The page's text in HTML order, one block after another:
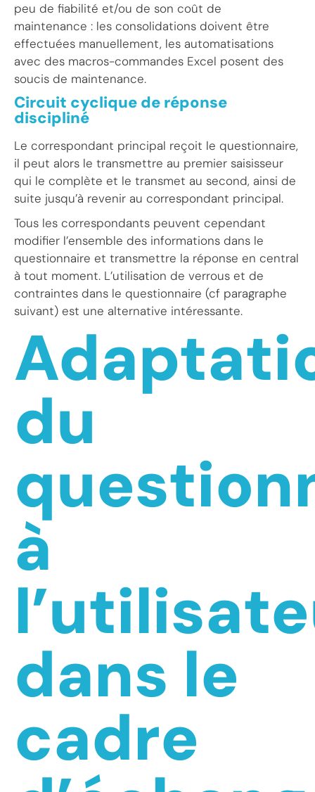
peu de fiabilité et/ou de son coût de
maintenance : les consolidations doivent être
effectuées manuellement, les automatisations
avec des macros-commandes Excel posent des
soucis de maintenance.
Circuit cyclique de réponse
discipliné
Le correspondant principal reçoit le questionnaire,
il peut alors le transmettre au premier saisisseur
qui le complète et le transmet au second, ainsi de
suite jusqu’à revenir au correspondant principal.
Tous les correspondants peuvent cependant
modifier l’ensemble des informations dans le
questionnaire et transmettre la réponse en central
à tout moment. L’utilisation de verrous et de
contraintes dans le questionnaire (cf paragraphe
suivant) est une alternative intéressante.
du
à
dans le
cadre